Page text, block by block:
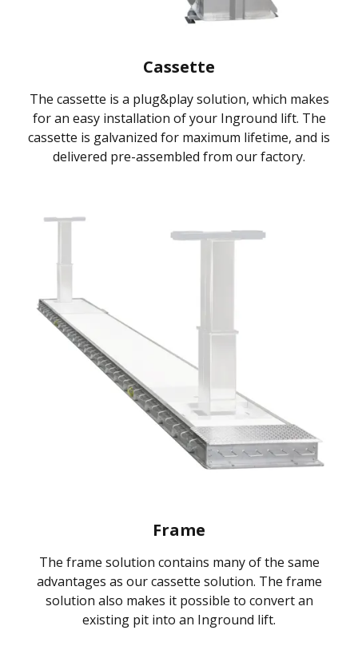
Cassette
The cassette is a plug&play solution, which makes
for an easy installation of your Inground lift. The
cassette is galvanized for maximum lifetime, and is
delivered pre-assembled from our factory.
Frame
The frame solution contains many of the same
advantages as our cassette solution. The frame
solution also makes it possible to convert an
existing pit into an Inground lift.